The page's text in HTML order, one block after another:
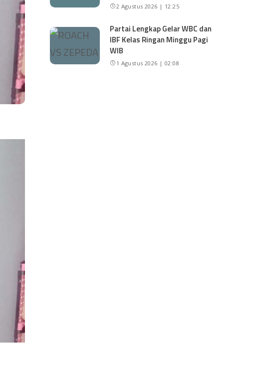
2 Agustus 2026 | 12:25
Partai Lengkap Gelar WBC dan
IBF Kelas Ringan Minggu Pagi
WIB
1 Agustus 2026 | 02:08